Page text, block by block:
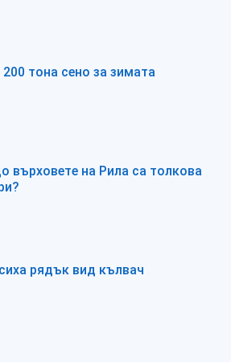
тона сено за зимата
върховете на Рила са толкова
рядък вид кълвач